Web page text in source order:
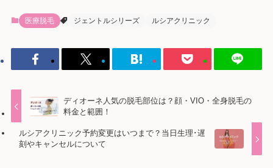
医療脱毛 ジェントルシリーズ ルシアクリニック
ディオーネ人気の脱毛部位は？顔・VIO・全身脱毛の
料金と範囲！
ルシアクリニック予約変更はいつまで？当日生理･遅
刻やキャンセルについて